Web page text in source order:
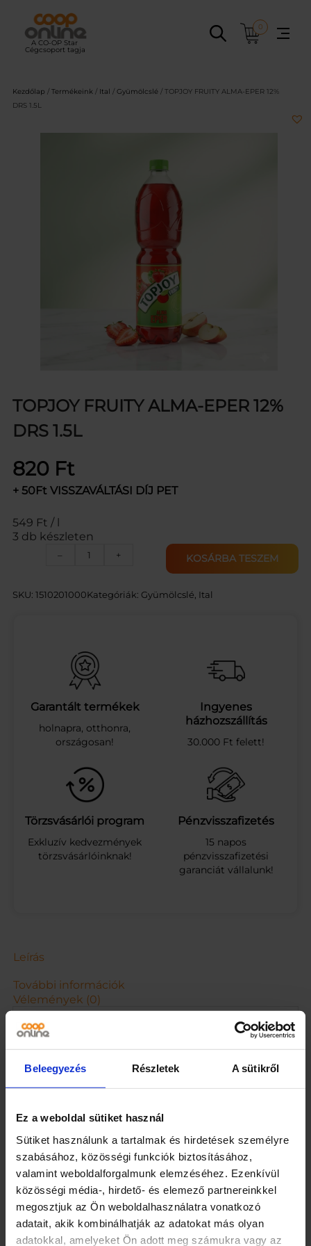
Beleegyezés Részletek A sütikről
Ez a weboldal sütiket használ
Sütiket használunk a tartalmak és hirdetések személyre
szabásához, közösségi funkciók biztosításához,
valamint weboldalforgalmunk elemzéséhez. Ezenkívül
közösségi média-, hirdető- és elemező partnereinkkel
megosztjuk az Ön weboldalhasználatra vonatkozó
adatait, akik kombinálhatják az adatokat más olyan
adatokkal, amelyeket Ön adott meg számukra vagy az
tartalomhoz
0
Kezdőlap / Termékeink / Ital / Gyümölcslé / TOPJOY FRUITY ALMA-EPER 12%
DRS 1.5L
TOPJOY FRUITY ALMA-EPER 12%
DRS 1.5L
820 Ft
+ 50Ft VISSZAVÁLTÁSI DÍJ PET
549 Ft / l
3 db készleten
–
T
J
U
I
T
Y
L
M
-
E
P
E
R
1
2
m
e
n
i
g
+ KOSÁRBA TESZEM
SKU: 1510201000Kategóriák: Gyümölcslé Ital
Garantált termékek
holnapra, otthonra,
országosan!
Ingyenes
házhozszállítás
30.000 Ft felett!
Törzsvásárlói program
Exkluzív kedvezmények
törzsvásárlóinknak!
Pénzvisszafizetés
15 napos
pénzvisszafizetési
garanciát vállalunk!
Leírás
További információk
Vélemények (0)
Kapcsolódó termékek
Rauch Happy Day 100%
Pickwick kamilla tea 20